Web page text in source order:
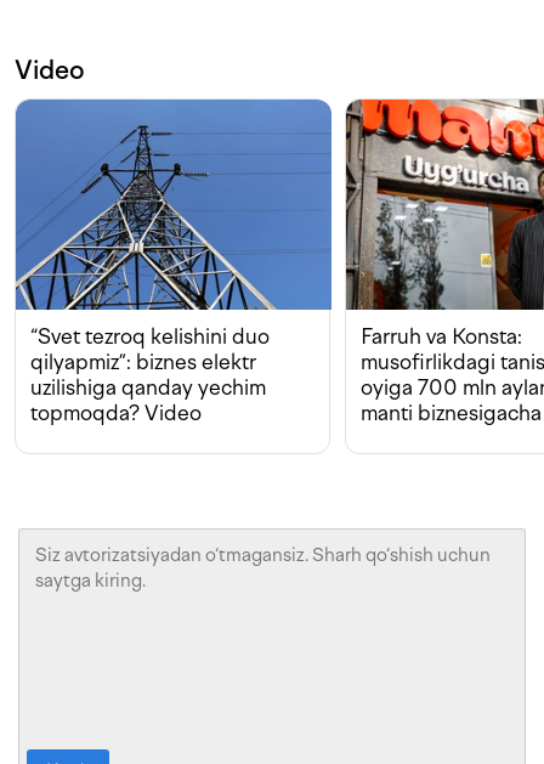
Video
“Svet tezroq kelishini duo
qilyapmiz”: biznes elektr
uzilishiga qanday yechim
topmoqda? Video
Farruh va Konsta:
musofirlikdagi
oyiga 700 mln
manti biznesigacha